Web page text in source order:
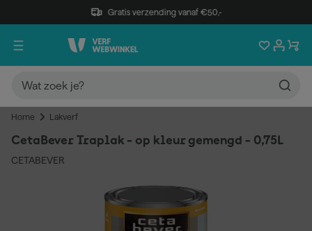
Gratis verzending vanaf €50,-
Home Lakverf
CetaBever Traplak - op kleur gemengd - 0,75L
CETABEVER